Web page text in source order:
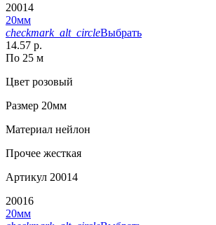
20014
20мм
checkmark_alt_circleВыбрать
14.57 р.
По 25 м
Цвет розовый
Размер 20мм
Материал нейлон
Прочее жесткая
Артикул 20014
20016
20мм